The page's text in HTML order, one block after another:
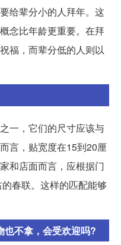
给辈分小的人拜年。这
念比年龄更重要。在拜
福，而辈分低的人则以
一，它们的尺寸应该与
言，贴宽度在15到20厘
和店面而言，应根据门
春联。这样的匹配能够
也不拿，会受欢迎吗?